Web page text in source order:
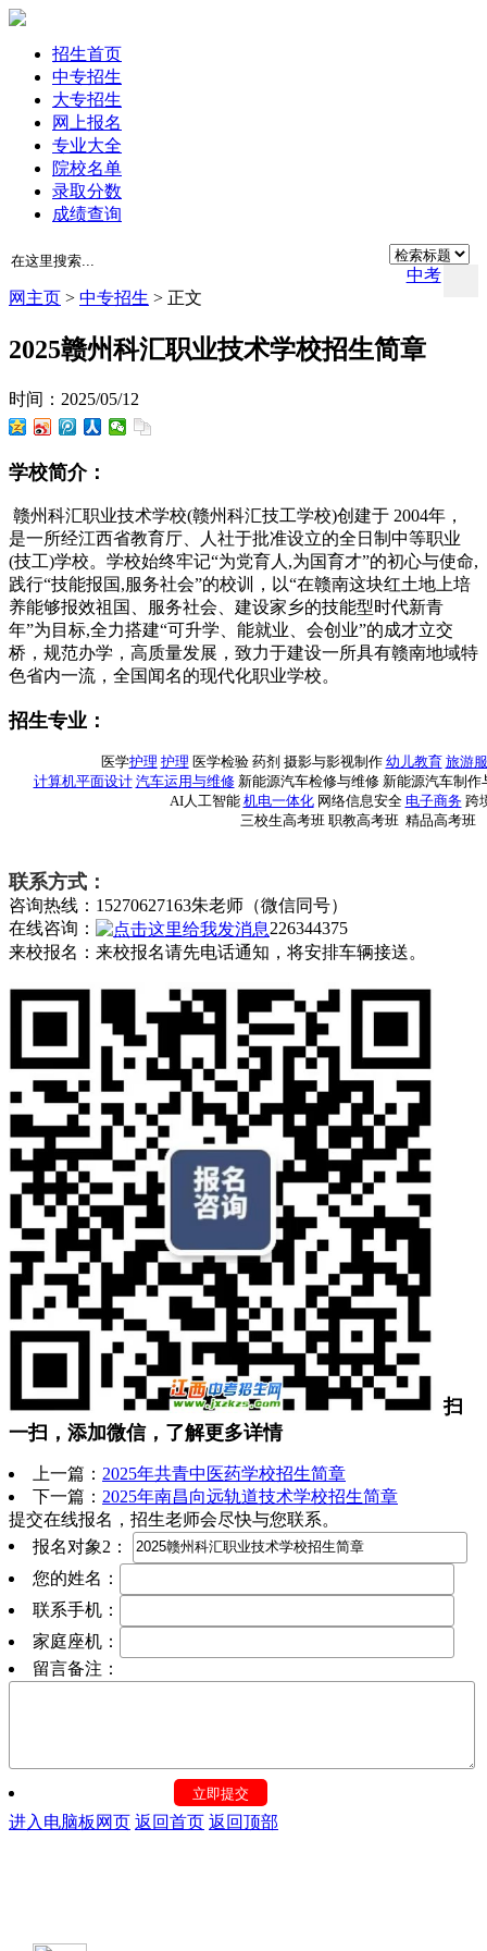
招生首页
中专招生
大专招生
网上报名
专业大全
院校名单
录取分数
成绩查询
中考
网 主页 > 中专招生 > 正文
2025赣州科汇职业技术学校招生简章
时间：2025/05/12
学校简介：
赣州科汇职业技术学校(赣州科汇技工学校)创建于 2004年，
是一所经江西省教育厅、人社于批准设立的全日制中等职业
(技工)学校。学校始终牢记“为党育人,为国育才”的初心与使命,
践行“技能报国,服务社会”的校训，以“在赣南这块红土地上培
养能够报效祖国、服务社会、建设家乡的技能型时代新青
年”为目标,全力搭建“可升学、能就业、会创业”的成才立交
桥，规范办学，高质量发展，致力于建设一所具有赣南地域特
色省内一流，全国闻名的现代化职业学校。
招生专业：
医学护理 护理 医学检验 药剂 摄影与影视制作 幼儿教育 旅游
计算机平面设计 汽车运用与维修新能源汽车检修与维修 新能源汽车制作
AI人工智能 机电一体化网络信息安全 电子商务跨
三校生高考班 职教高考班 精品高考班
联系方式：
咨询热线：15270627163朱老师（微信同号）
在线咨询：
226344375
来校报名：来校报名请先电话通知，将安排车辆接送。
扫
一扫，添加微信，了解更多详情
上一篇： 2025年共青中医药学校招生简章
下一篇： 2025年南昌向远轨道技术学校招生简章
提交在线报名，招生老师会尽快与您联系。
报名对象2：
您的姓名：
联系手机：
家庭座机：
留言备注：
进入电脑板网页 返回首页 返回顶部